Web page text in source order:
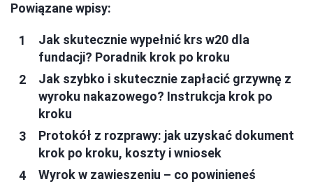
Powiązane wpisy:
Jak skutecznie wypełnić krs w20 dla
fundacji? Poradnik krok po kroku
Jak szybko i skutecznie zapłacić grzywnę z
wyroku nakazowego? Instrukcja krok po
kroku
Protokół z rozprawy: jak uzyskać dokument
krok po kroku, koszty i wniosek
Wyrok w zawieszeniu – co powinieneś